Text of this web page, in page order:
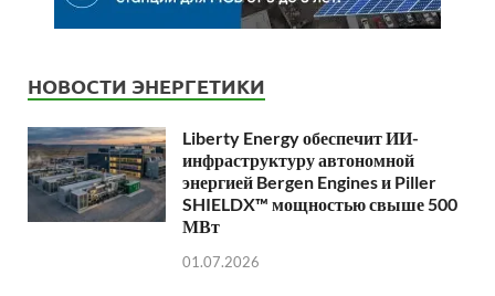
НОВОСТИ ЭНЕРГЕТИКИ
Liberty Energy обеспечит ИИ-
инфраструктуру автономной
энергией Bergen Engines и Piller
SHIELDX™ мощностью свыше 500
МВт
01.07.2026